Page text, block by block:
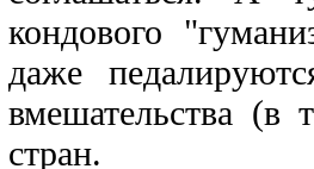
кондового
даже
вмешательства (в
стран.